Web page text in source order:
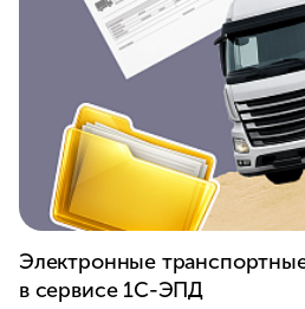
Электронные
в сервисе 1С-ЭПД